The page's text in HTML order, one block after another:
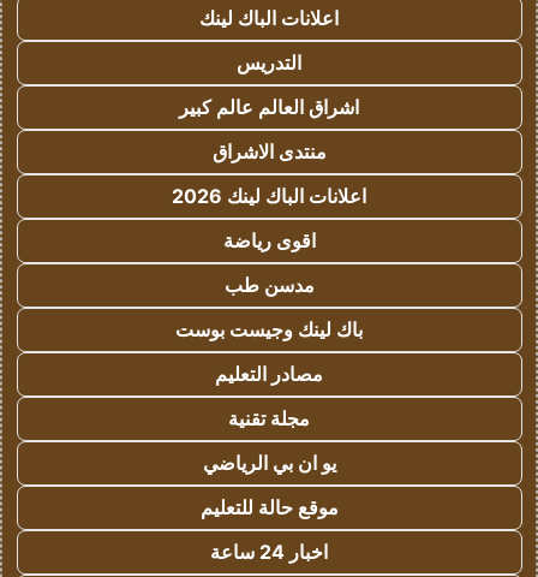
اعلانات الباك لينك
التدريس
اشراق العالم عالم كبير
منتدى الاشراق
اعلانات الباك لينك 2026
اقوى رياضة
مدسن طب
باك لينك وجيست بوست
مصادر التعليم
مجلة تقنية
يو ان بي الرياضي
موقع حالة للتعليم
اخبار 24 ساعة